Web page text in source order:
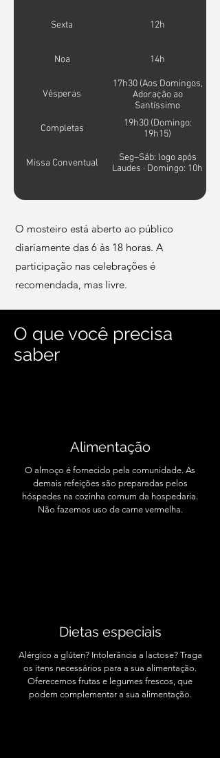
Sexta 12h
Noa 14h
Vésperas
17h30 (Aos Domingos,
Adoração ao
Santíssimo
Sacramento logo
após)
Completas
19h30 (Domingo:
19h15)
Missa Conventual
Seg–Sáb: logo após
Laudes · Domingo: 10h
O mosteiro está aberto ao público
diariamente das 6 às 18 horas. A
participação nas celebrações é
recomendada, mas livre.
O que você precisa
saber
Alimentação
O almoço é fornecido pela comunidade. As
demais refeições são preparadas pelos
hóspedes na cozinha comum da hospedaria.
Não fazemos uso de carne vermelha.
Dietas especiais
Alérgico a glúten? Intolerância a lactose? Traga
os itens necessários para a sua alimentação.
Oferecemos frutas e legumes frescos, que
podem complementar a sua alimentação.